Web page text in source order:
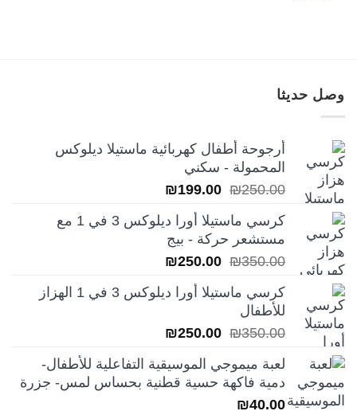
وصل حديثا
أرجوحة أطفال كهربائية ماستيلا ديلوكس
المحمولة - سكني
₪250.00
السعر
هو:
₪250.00.
₪199.00
هو:
كرسي ماستيلا أورا ديلوكس 3 في 1 مع
مستشعر حركة - بيج
₪350.00
السعر
هو:
₪250.00
هو:
كرسي ماستيلا أورا ديلوكس 3 في 1 الهزاز
للأطفال
₪350.00
السعر
هو:
₪350.00.
₪250.00
هو:
₪250.00.
لعبة ميموجي الموسيقية التفاعلية للأطفال-
دمية فاكهة حسية قطنية بحساس لمس- جزرة
₪40.00